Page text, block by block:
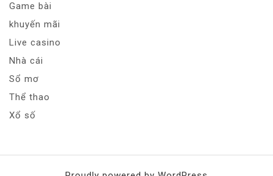
Game bài
khuyến mãi
Live casino
Nhà cái
Sổ mơ
Thể thao
Xổ số